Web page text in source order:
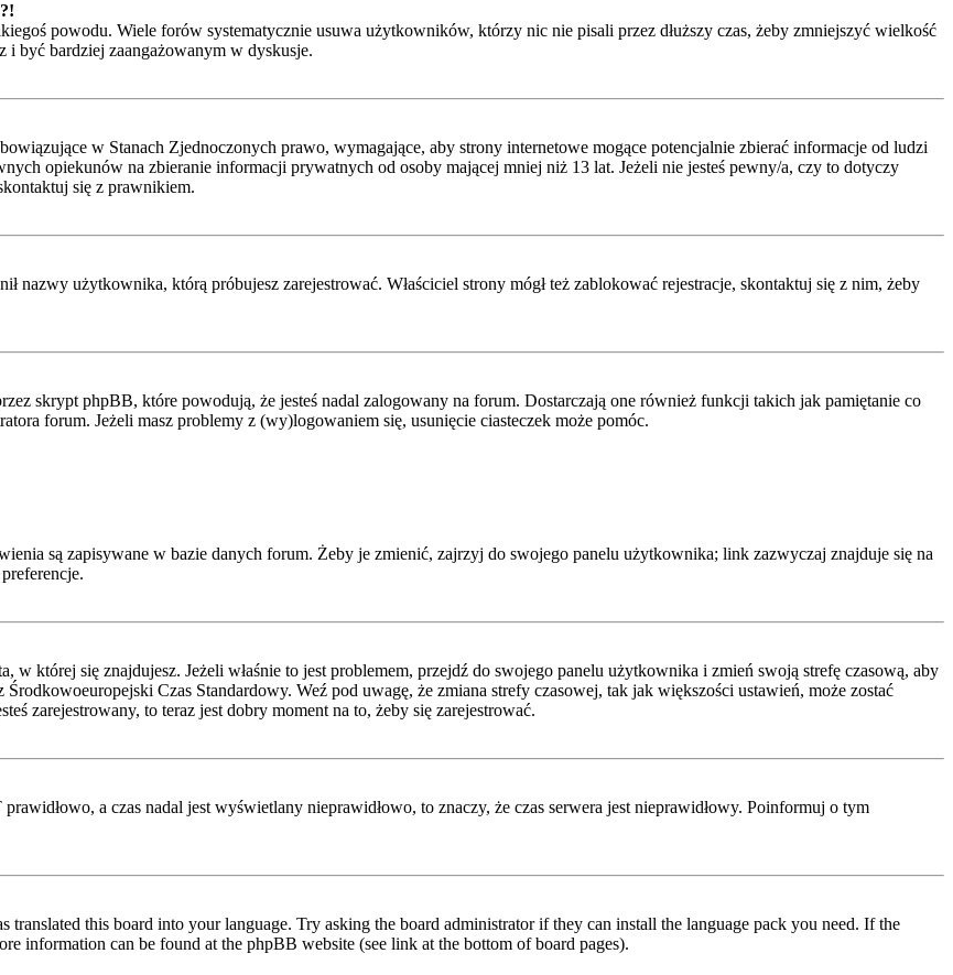
powodu. Wiele forów systematycznie usuwa użytkowników, którzy nic nie pisali przez dłuższy czas, żeby zmniejszyć wielkość
i być bardziej zaangażowanym w dyskusje.
w Stanach Zjednoczonych prawo, wymagające, aby strony internetowe mogące potencjalnie zbierać informacje od ludzi
opiekunów na zbieranie informacji prywatnych od osoby mającej mniej niż 13 lat. Jeżeli nie jesteś pewny/a, czy to dotyczy
się z prawnikiem.
nazwy użytkownika, którą próbujesz zarejestrować. Właściciel strony mógł też zablokować rejestracje, skontaktuj się z nim, żeby
skrypt phpBB, które powodują, że jesteś nadal zalogowany na forum. Dostarczają one również funkcji takich jak pamiętanie co
forum. Jeżeli masz problemy z (wy)logowaniem się, usunięcie ciasteczek może pomóc.
są zapisywane w bazie danych forum. Żeby je zmienić, zajrzyj do swojego panelu użytkownika; link zazwyczaj znajduje się na
której się znajdujesz. Jeżeli właśnie to jest problemem, przejdź do swojego panelu użytkownika i zmień swoją strefę czasową, aby
Czas Standardowy. Weź pod uwagę, że zmiana strefy czasowej, tak jak większości ustawień, może zostać
zarejestrowany, to teraz jest dobry moment na to, żeby się zarejestrować.
a czas nadal jest wyświetlany nieprawidłowo, to znaczy, że czas serwera jest nieprawidłowy. Poinformuj o tym
translated this board into your language. Try asking the board administrator if they can install the language pack you need. If the
information can be found at the phpBB website (see link at the bottom of board pages).